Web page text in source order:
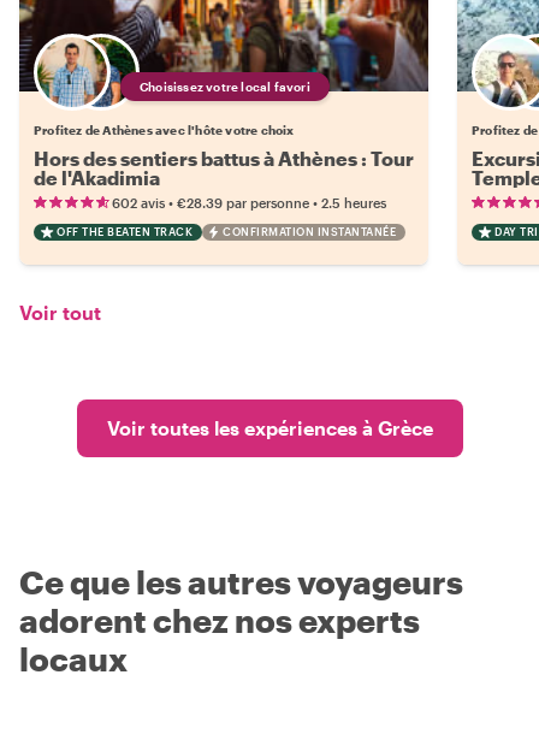
Choisissez votre local favori
Profitez de Athènes avec l'hôte votre choix
Hors des sentiers battus à Athènes : Tour
de l'Akadimia
602 avis • €28.39 par personne • 2.5 heures
OFF THE BEATEN TRACK CONFIRMATION INSTANTANÉE
Profitez
DAY
Voir tout
Voir toutes les expériences à Grèce
Ce que les autres voyageurs
adorent chez nos experts
locaux